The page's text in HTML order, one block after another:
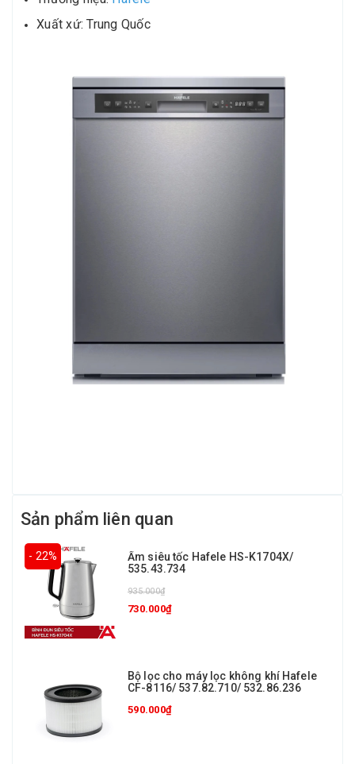
Xuất xứ: Trung Quốc
Sản phẩm liên quan
- 22%
Ấm siêu tốc Hafele HS-K1704X/
535.43.734
935.000₫
730.000₫
Bộ lọc cho máy lọc không khí Hafele
CF-8116/ 537.82.710/ 532.86.236
590.000₫